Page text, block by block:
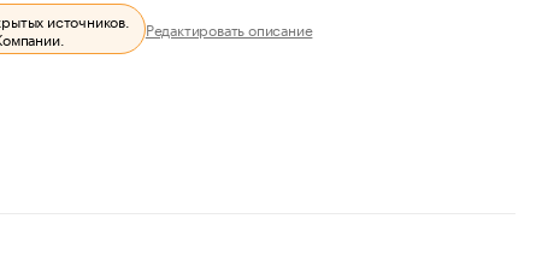
источников. Редактировать описание